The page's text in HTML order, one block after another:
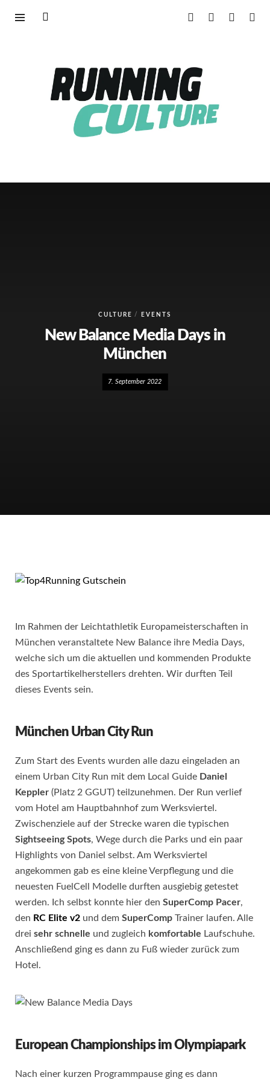
CULTURE EVENTS
New Balance Media Days in
München
7. September 2022
Im Rahmen der Leichtathletik Europameisterschaften in
München veranstaltete New Balance ihre Media Days,
welche sich um die aktuellen und kommenden Produkte
des Sportartikelherstellers drehten. Wir durften Teil
dieses Events sein.
München Urban City Run
Zum Start des Events wurden alle dazu eingeladen an
einem Urban City Run mit dem Local Guide Daniel
Keppler (Platz 2 GGUT) teilzunehmen. Der Run verlief
vom Hotel am Hauptbahnhof zum Werksviertel.
Zwischenziele auf der Strecke waren die typischen
Sightseeing Spots, Wege durch die Parks und ein paar
Highlights von Daniel selbst. Am Werksviertel
angekommen gab es eine kleine Verpflegung und die
neuesten FuelCell Modelle durften ausgiebig getestet
werden. Ich selbst konnte hier den SuperComp Pacer,
den RC Elite v2 und dem SuperComp Trainer laufen. Alle
drei sehr schnelle und zugleich komfortable Laufschuhe.
Anschließend ging es dann zu Fuß wieder zurück zum
Hotel.
European Championships im Olympiapark
Nach einer kurzen Programmpause ging es dann